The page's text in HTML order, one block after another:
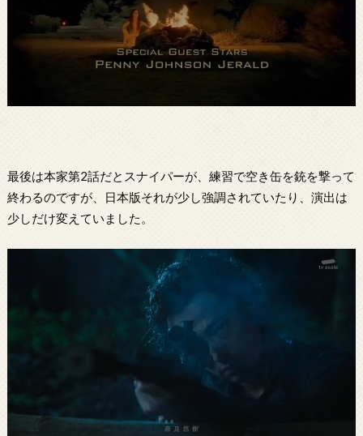
最後は本家第2話だとスナイパーが、練習で空き缶を銃を撃って
終わるのですが、日本版それが少し強調されていたり、演出は
少しだけ変えていました。